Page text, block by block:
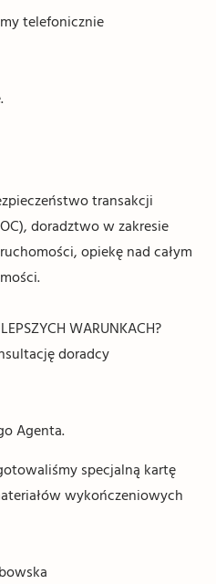
telefonicznie
transakcji
doradztwo w zakresie
opiekę nad całym
WARUNKACH?
doradcy
Agenta.
specjalną kartę
wykończeniowych